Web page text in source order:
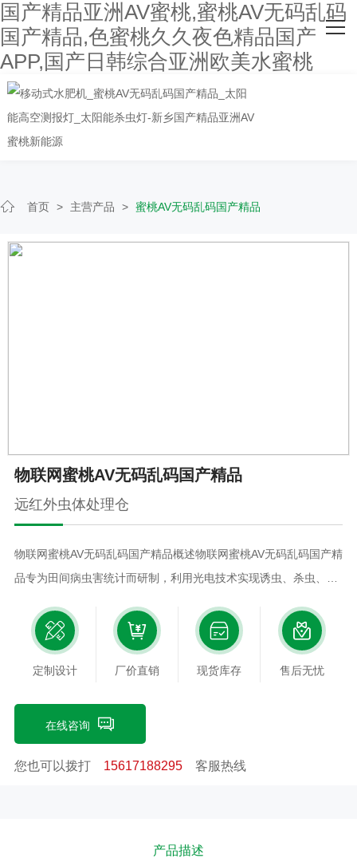
国产精品亚洲AV蜜桃,蜜桃AV无码乱码
国产精品,色蜜桃久久夜色精品国产
APP,国产日韩综合亚洲欧美水蜜桃
网站首页
关于国产精品亚洲AV蜜桃
主营产品
客户案例
首页 > 主营产品 > 蜜桃AV无码乱码国产精品
物联网蜜桃AV无码乱码国产精品
远红外虫体处理仓
物联网蜜桃AV无码乱码国产精品概述物联网蜜桃AV无码乱码国产精
品专为田间病虫害统计而研制，利用光电技术实现诱虫、杀虫、分
烤进行害虫杀死。而不是像喷洒农药主要灭杀幼虫，大大提高了防
治效果。同时又避免了害虫抗药性的发生和喷洒农药对害虫天敌的
误杀。可配备风速风向、环境温度湿度、光照等多种传感器接口，
病虫害之间的关系，此外该灯预留多种接口，为虫情的可视化、在
线实时监测提供支持。广泛应用于：农业、林业、牧业、蔬菜、烟
草、茶叶、药材、园林、果园、城镇绿化、检疫等领域。物联网蜜
加热管及落虫通道，打开排水通道，雨水从排水通道顺流出箱外。
定制设计 厂价直销 现货库存 售后无忧
在线咨询
您也可以拨打 15617188295客服热线
产品描述